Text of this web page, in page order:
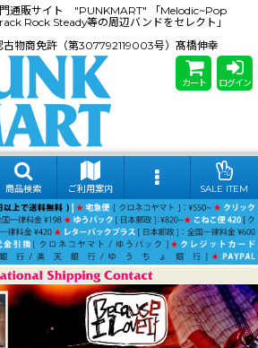
通販サイト "PUNKMART" 「Melodic~Pop
Rock Steady等の周辺バンドをセレクト」
古物商免許（第307792119003号）髙橋伸幸
カート ログイン
商品検索 ご利用案内 SALE ITEM